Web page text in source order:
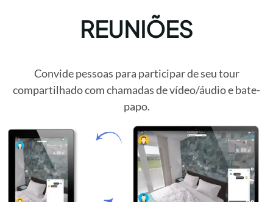
REUNIÕES
Convide pessoas para participar de seu tour
compartilhado com chamadas de vídeo/áudio e bate-
papo.